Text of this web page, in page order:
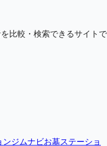
比較・検索できるサイトで
ンジムナビお墓ステーショ